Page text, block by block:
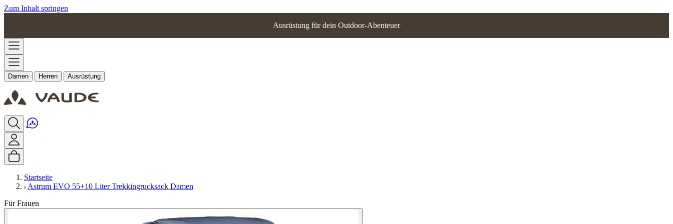
Zum Inhalt springen
Ausrüstung für dein Outdoor-Abenteuer
Damen Herren Ausrüstung
Startseite
Astrum EVO 55+10 Liter Trekkingrucksack Damen
Für Frauen